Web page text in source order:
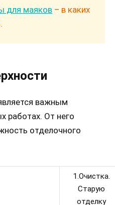
для маяков – в каких
важным
работах. От него
отделочного
1.Очистка.
Старую
отделку